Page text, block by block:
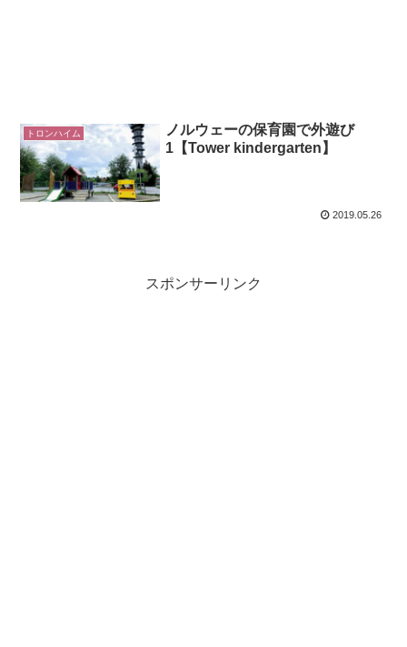
トロンハイム
ノルウェーの保育園で外遊び
1【Tower kindergarten】
2019.05.26
スポンサーリンク